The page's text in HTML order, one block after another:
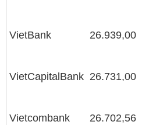
VietBank 26.939,00
VietCapitalBank 26.731,00
Vietcombank 26.702,56